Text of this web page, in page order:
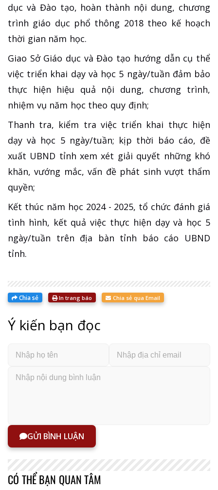
dục và Đào tạo, hoàn thành nội dung, chương
trình giáo dục phổ thông 2018 theo kế hoạch
thời gian năm học.
Giao Sở Giáo dục và Đào tạo hướng dẫn cụ thể
việc triển khai dạy và học 5 ngày/tuần đảm bảo
thực hiện hiệu quả nội dung, chương trình,
nhiệm vụ năm học theo quy định;
Thanh tra, kiểm tra việc triển khai thực hiện
dạy và học 5 ngày/tuần; kịp thời báo cáo, đề
xuất UBND tỉnh xem xét giải quyết những khó
khăn, vướng mắc, vấn đề phát sinh vượt thẩm
quyền;
Kết thúc năm học 2024 - 2025, tổ chức đánh giá
tình hình, kết quả việc thực hiện dạy và học 5
ngày/tuần trên địa bàn tỉnh báo cáo UBND
tỉnh.
Chia sẻ In trang báo Chia sẻ qua Email
Ý kiến bạn đọc
GỬI BÌNH LUẬN
CÓ THỂ BẠN QUAN TÂM